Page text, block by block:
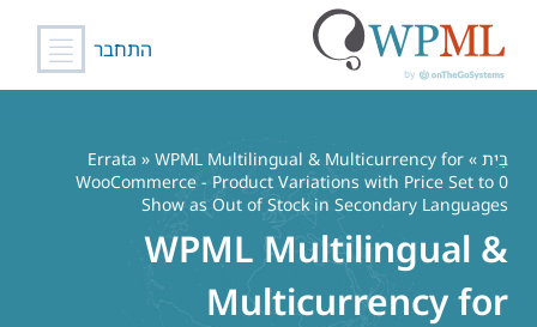
התחבר
בַּיִת »
Errata » WPML Multilingual & Multicurrency for
WooCommerce - Product Variations with Price Set to 0
Show as Out of Stock in Secondary Languages
WPML Multilingual &
Multicurrency for